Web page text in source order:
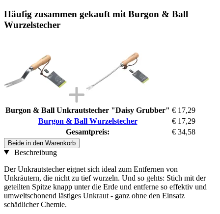
Häufig zusammen gekauft mit Burgon & Ball
Wurzelstecher
Burgon & Ball Unkrautstecher "Daisy Grubber" € 17,29
Burgon & Ball Wurzelstecher
€ 17,29
Gesamtpreis:
€ 34,58
Beide in den Warenkorb
Beschreibung
Der Unkrautstecher eignet sich ideal zum Entfernen von
Unkräutern, die nicht zu tief wurzeln. Und so gehts: Stich mit der
geteilten Spitze knapp unter die Erde und entferne so effektiv und
umweltschonend lästiges Unkraut - ganz ohne den Einsatz
schädlicher Chemie.